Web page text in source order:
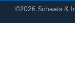
©2026 Schaats &